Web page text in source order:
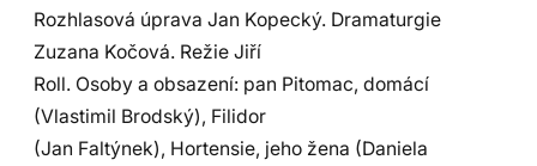
Rozhlasová úprava Jan Kopecký. Dramaturgie
Zuzana Kočová. Režie Jiří
Roll. Osoby a obsazení: pan Pitomac, domácí
(Vlastimil Brodský), Filidor
(Jan Faltýnek), Hortensie, jeho žena (Daniela